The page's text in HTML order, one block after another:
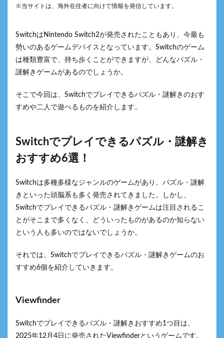
※当サイトは、海外在住者に向けて情報を発信しています。
SwitchはNintendo Switch2が発売されたこともあり、今最も
勢いのあるゲームデバイスとなっています。Switchのゲーム
は種類豊富で、持ち歩くことができますが、どんなパズル・
謎解きゲームがあるのでしょうか。
そこで今回は、Switchでプレイできるパズル・謎解きのおす
すめや二人で遊べるものを紹介します。
Switchでプレイできるパズル・謎解き
おすすめ6選！
Switchは多種多様なジャンルのゲームがあり、パズル・謎解
きといった頭脳系も多く発売されてきました。しかし、
Switchでプレイできるパズル・謎解きゲームは注目されるこ
とがそこまで多くなく、どういったものがあるのか知らない
という人も多いのではないでしょうか。
それでは、Switchでプレイできるパズル・謎解きゲームのお
すすめ6個を紹介していきます。
Viewfinder
Switchでプレイできるパズル・謎解きおすすめ1つ目は、
2025年12月4日に発売されたViewfinderというゲームです。